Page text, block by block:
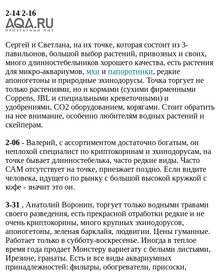
2-14 2-16
Сергей и Светлана, на их точке, которая состоит из 3-
павильонов, большой выбор растений, привозных и своих,
много длинностебельников хорошего качества, есть растения
для микро-аквариумов, мхи и папоротники, редкие
апоногетоны и природные эхинодорусы. Точка торгует не
только растениями, но и кормами (сухими фирменными
Coppens, JBL и специальными креветочными) и
удобрениями, СО2 оборудованием, корягами. Стоит обратить
на нее внимание, особенно любителям водных растений и
скейперам.
2-06 - Валерий, с ассортиментом достаточно богатым, он
неплохой специалист по криптокоринам и эхинодорусам, на
точке бывает длинностебелька, часто редкие виды. Часто
САМ отсутствует на точке, приезжает поздно. Если видите
человека, идущего по рынку с большой высокой кружкой с
кофе - значит это он.
3-31 , Анатолий Воронин, торгует только водными травами
своего разведения, есть прекрасной отработки редкие и не
очень криптокорины, много крупных эхинодорусов,
апоногетоны, зеленая барклайя, людвигии. Цены гуманные.
Работает только в субботу-воскресенье. Иногда в теплое
время года продает Монстеру вариегату с белыми листьями,
Ирезине, гранаты. Есть и все виды аквариумных
принадлежностей: фильтры, обогреватели, присоски,